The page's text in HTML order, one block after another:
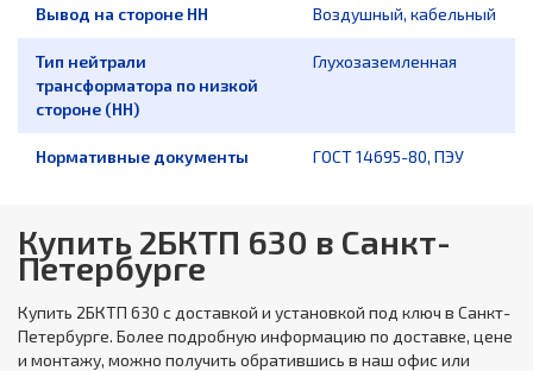
Вывод на стороне НН Воздушный, кабельный
Тип нейтрали
трансформатора по низкой
стороне (НН)
Глухозаземленная
Нормативные документы ГОСТ 14695-80, ПЭУ
Купить 2БКТП 630 в Санкт-
Петербурге
Купить 2БКТП 630 с доставкой и установкой под ключ в Санкт-
Петербурге. Более подробную информацию по доставке, цене
и монтажу, можно получить обратившись в наш офис или